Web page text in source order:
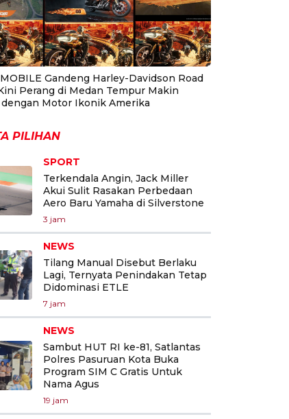
Gandeng Harley-Davidson Road
Perang di Medan Tempur Makin
dengan Motor Ikonik Amerika
PILIHAN
SPORT
Terkendala Angin, Jack Miller
Akui Sulit Rasakan Perbedaan
Aero Baru Yamaha di Silverstone
3 jam
NEWS
Tilang Manual Disebut Berlaku
Lagi, Ternyata Penindakan Tetap
Didominasi ETLE
7 jam
NEWS
Sambut HUT RI ke-81, Satlantas
Polres Pasuruan Kota Buka
Program SIM C Gratis Untuk
Nama Agus
19 jam